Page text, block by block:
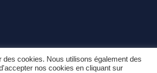
de puissance publique à l’entreprise ou aux
cookies. Nous utilisons également des
nos cookies en cliquant sur